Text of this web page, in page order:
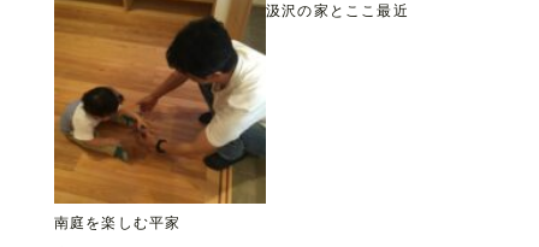
南庭を楽しむ平家
汲沢の家とここ最近